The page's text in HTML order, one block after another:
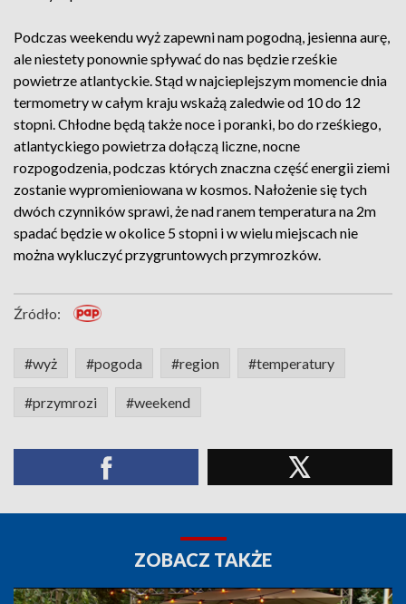
Podczas weekendu wyż zapewni nam pogodną, jesienna aurę,
ale niestety ponownie spływać do nas będzie rześkie
powietrze atlantyckie. Stąd w najcieplejszym momencie dnia
termometry w całym kraju wskażą zaledwie od 10 do 12
stopni. Chłodne będą także noce i poranki, bo do rześkiego,
atlantyckiego powietrza dołączą liczne, nocne
rozpogodzenia, podczas których znaczna część energii ziemi
zostanie wypromieniowana w kosmos. Nałożenie się tych
dwóch czynników sprawi, że nad ranem temperatura na 2m
spadać będzie w okolice 5 stopni i w wielu miejscach nie
można wykluczyć przygruntowych przymrozków.
Źródło:
#wyż #pogoda #region #temperatury
#przymrozi #weekend
ZOBACZ TAKŻE